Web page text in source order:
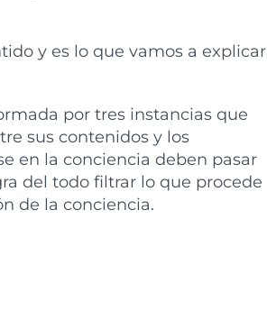
y es lo que vamos a explicar
por tres instancias que
sus contenidos y los
en la conciencia deben pasar
del todo filtrar lo que procede
de la conciencia.